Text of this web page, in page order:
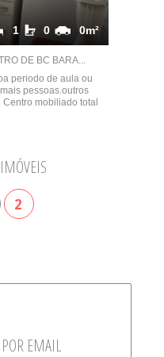
0m²
0
1
DE BC BARA...
periodo de aula ou
pessoas.outros
mobiliado total
2
POR EMAIL